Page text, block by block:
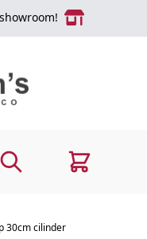
Zoek Cart
30cm cilinder